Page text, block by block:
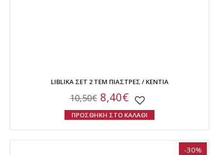
LIBLIKA ΣΕΤ 2 ΤΕΜ ΠΙΑΣΤΡΕΣ / KENTIA
10,50€8,40€
ΠΡΟΣΘΗΚΗ ΣΤΟ ΚΑΛΑΘΙ
-30%